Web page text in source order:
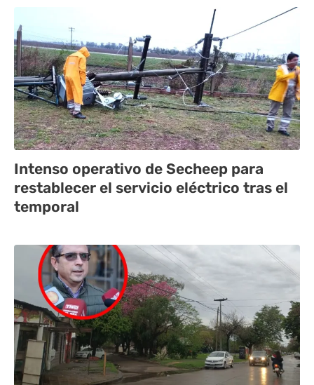
Intenso operativo de Secheep para
restablecer el servicio eléctrico tras el
temporal